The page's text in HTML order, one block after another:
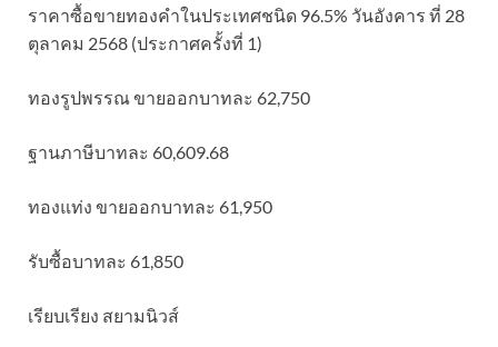
ราคาซื้อขายทองคําในประเทศชนิด 96.5% วันอังคาร ที่ 28
ตุลาคม 2568 (ประกาศครั้งที่ 1)
ทองรูปพรรณ ขายออกบาทละ 62,750
ฐานภาษีบาทละ 60,609.68
ทองแท่ง ขายออกบาทละ 61,950
รับซื้อบาทละ 61,850
เรียบเรียง สยามนิวส์